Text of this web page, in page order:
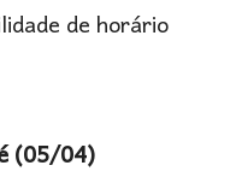
de horário
(05/04)